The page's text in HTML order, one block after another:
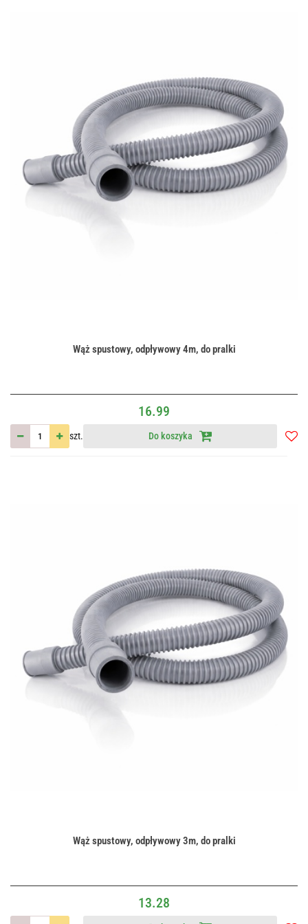
Wąż spustowy, odpływowy 4m, do pralki
16.99
szt. Do koszyka
Wąż spustowy, odpływowy 3m, do pralki
13.28